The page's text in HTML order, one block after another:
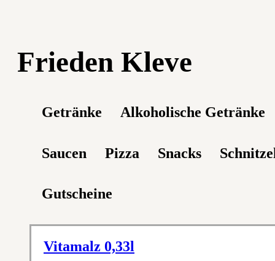
Frieden Kleve
Getränke Alkoholische Getränke
Saucen Pizza Snacks
Gutscheine
Vitamalz 0,33l